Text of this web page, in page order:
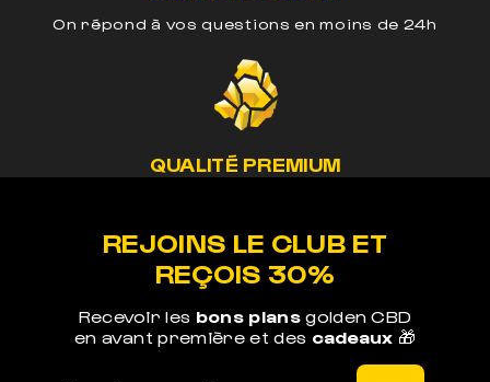
On répond à vos questions en moins de 24h
QUALITÉ PREMIUM
REJOINS LE CLUB ET
REÇOIS 30%
Recevoir les bons plansgolden CBD
en avant première et des cadeaux 🎁